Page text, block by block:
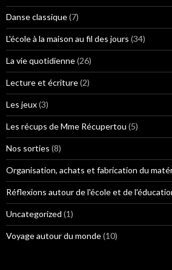
Danse classique(7)
L'école à la maison au fil des jours (34)
La vie quotidienne(26)
Lecture et écriture(2)
Les jeux(3)
Les récups de Mme Récupertou (5)
Nos sorties (8)
Organisation, achats et fabrication du
Réflexions autour de l'école et de
Uncategorized (1)
Voyage autour du monde(10)